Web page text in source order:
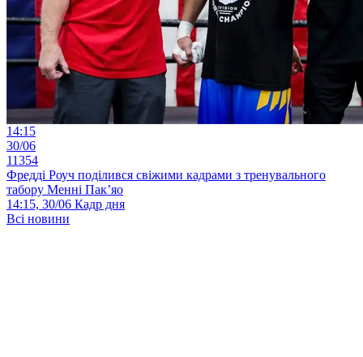
14:15
30/06
11354
Фредді Роуч поділився свіжими кадрами з тренувального
табору Менні Пак’яо
14:15, 30/06 Кадр дня
Всі новини